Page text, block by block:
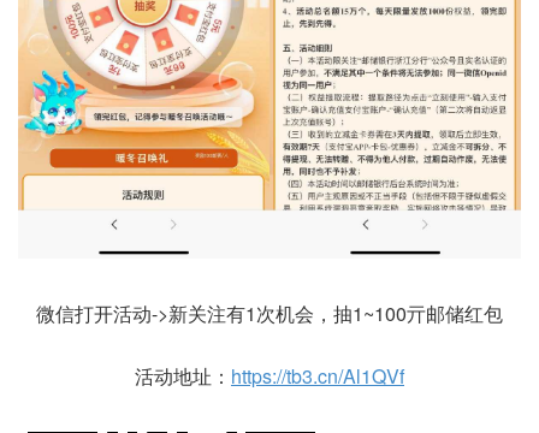
微信打开活动->新关注有1次机会，抽1~100亓邮储红包
活动地址： https://tb3.cn/Al1QVf